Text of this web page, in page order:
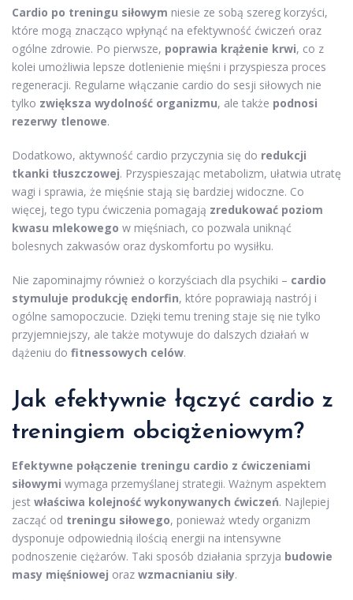
Cardio po treningu siłowym niesie ze sobą szereg korzyści,
które mogą znacząco wpłynąć na efektywność ćwiczeń oraz
ogólne zdrowie. Po pierwsze, poprawia krążenie krwi, co z
kolei umożliwia lepsze dotlenienie mięśni i przyspiesza proces
regeneracji. Regularne włączanie cardio do sesji siłowych nie
tylko zwiększa wydolność organizmu, ale także podnosi
rezerwy tlenowe.
Dodatkowo, aktywność cardio przyczynia się do redukcji
tkanki tłuszczowej. Przyspieszając metabolizm, ułatwia utratę
wagi i sprawia, że mięśnie stają się bardziej widoczne. Co
więcej, tego typu ćwiczenia pomagają zredukować poziom
kwasu mlekowego w mięśniach, co pozwala uniknąć
bolesnych zakwasów oraz dyskomfortu po wysiłku.
Nie zapominajmy również o korzyściach dla psychiki – cardio
stymuluje produkcję endorfin, które poprawiają nastrój i
ogólne samopoczucie. Dzięki temu trening staje się nie tylko
przyjemniejszy, ale także motywuje do dalszych działań w
dążeniu do fitnessowych celów.
Jak efektywnie łączyć cardio z
treningiem obciążeniowym?
Efektywne połączenie treningu cardio z ćwiczeniami
siłowymi wymaga przemyślanej strategii. Ważnym aspektem
jest właściwa kolejność wykonywanych ćwiczeń. Najlepiej
zacząć od treningu siłowego, ponieważ wtedy organizm
dysponuje odpowiednią ilością energii na intensywne
podnoszenie ciężarów. Taki sposób działania sprzyja budowie
masy mięśniowej oraz wzmacnianiu siły.